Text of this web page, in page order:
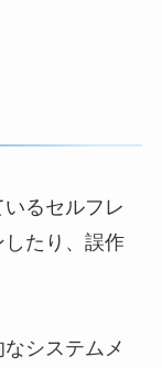
るセルフレ
たり、誤作
システムメ